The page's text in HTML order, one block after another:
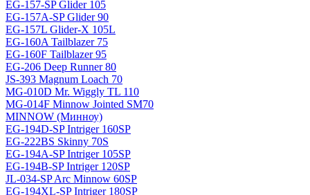
EG-157-SP Glider 105
EG-157A-SP Glider 90
EG-157L Glider-X 105L
EG-160A Tailblazer 75
EG-160F Tailblazer 95
EG-206 Deep Runner 80
JS-393 Magnum Loach 70
MG-010D Mr. Wiggly TL 110
MG-014F Minnow Jointed SM70
MINNOW (Минноу)
EG-194D-SP Intriger 160SP
EG-222BS Skinny 70S
EG-194A-SP Intriger 105SP
EG-194B-SP Intriger 120SP
JL-034-SP Arc Minnow 60SP
EG-194XL-SP Intriger 180SP